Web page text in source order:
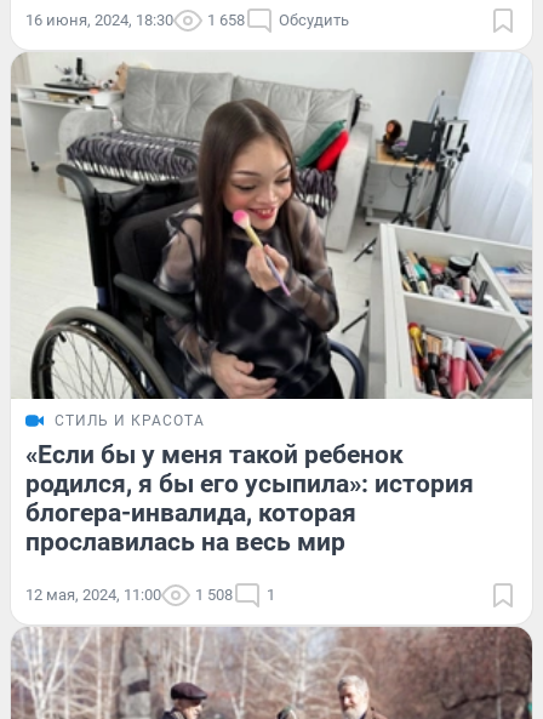
16 июня, 2024, 18:30 1 658 Обсудить
СТИЛЬ И КРАСОТА
«Если бы у меня такой ребенок
родился, я бы его усыпила»: история
блогера-инвалида, которая
прославилась на весь мир
12 мая, 2024, 11:00 1 508 1